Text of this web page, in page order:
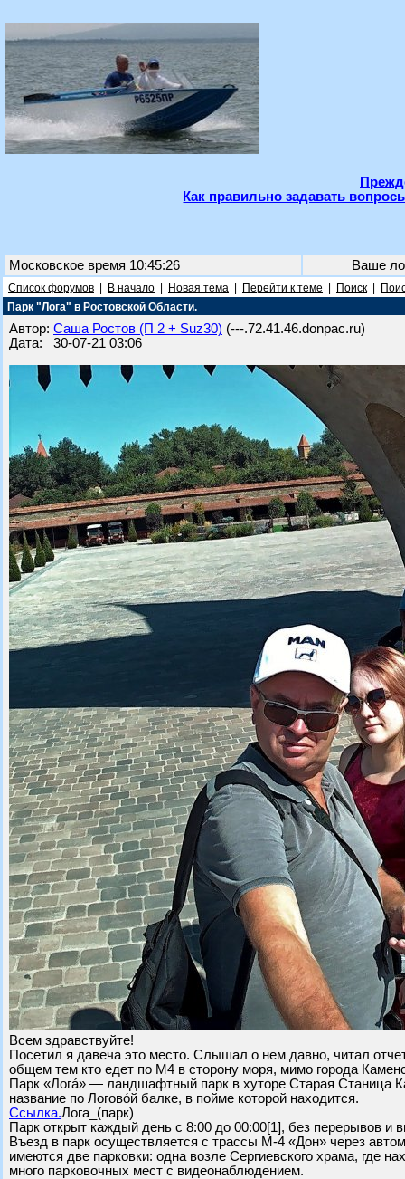
Как правильно задавать
Московское время 10:45:26 Ваше
Список форумов В начало Новая тема Перейти к теме Поиск
Парк "Лога" в Ростовской Области.
Автор: Саша Ростов (П 2 + Suz30) (---.72.41.46.donpac.ru)
Дата: 30-07-21 03:06
Всем здравствуйте!
Посетил я давеча это место. Слышал о нем давно, читал
общем тем кто едет по М4 в сторону моря, мимо города
Парк «Логá» — ландшафтный парк в хуторе Старая Станица
название по Логово́й балке, в пойме которой находится.
Ссылка.Лога_(парк)
Парк открыт каждый день с 8:00 до 00:00[1], без перерывов и
Въезд в парк осуществляется с трассы М-4 «Дон» через
имеются две парковки: одна возле Сергиевского храма, где
много парковочных мест с видеонаблюдением.